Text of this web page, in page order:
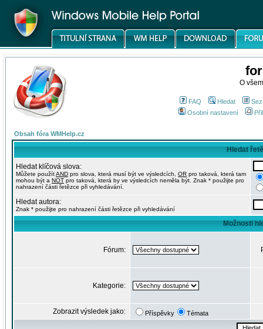
O
FAQ Hledat
Osobní nastavení
Obsah fóra WMHelp.cz
Hledat
Hledat klíčová slova:
Můžete použítAND pro slova, která musí být ve výsledcích, OR pro taková, která tam
mohou být a NOT pro taková, která by ve výsledcích neměla být. Znak * použijte pro
nahrazení části řetězce při vyhledávání.
Hledat autora:
Znak * použijte pro nahrazení části řetězce při vyhledávání
Možnosti
Fórum:
Kategorie:
Zobrazit výsledek jako: Příspěvky Témata